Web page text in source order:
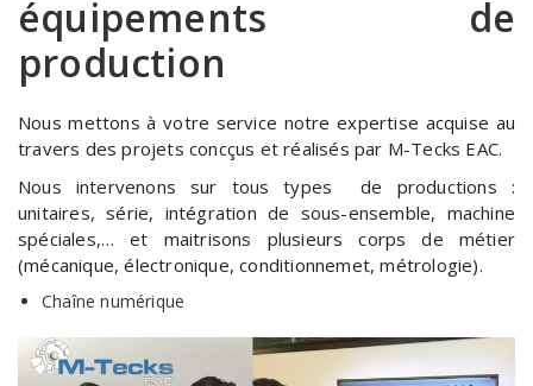
équipements de
production
Nous mettons à votre service notre expertise acquise au
travers des projets concçus et réalisés par M-Tecks EAC.
Nous intervenons sur tous types de productions :
unitaires, série, intégration de sous-ensemble, machine
spéciales,… et maitrisons plusieurs corps de métier
(mécanique, électronique, conditionnemet, métrologie).
Chaîne numérique